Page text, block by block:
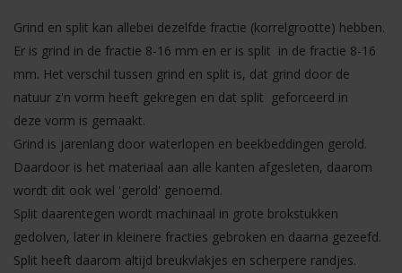
Grind en split kan allebei dezelfde fractie (korrelgrootte) hebben.
Er is grind in de fractie 8-16 mm en er is split in de fractie 8-16
mm. Het verschil tussen grind en split is, dat grind door de
natuur z'n vorm heeft gekregen en dat split geforceerd in
deze vorm is gemaakt.
Grind is jarenlang door waterlopen en beekbeddingen gerold.
Daardoor is het materiaal aan alle kanten afgesleten, daarom
wordt dit ook wel 'gerold' genoemd.
Split daarentegen wordt machinaal in grote brokstukken
gedolven, later in kleinere fracties gebroken en daarna gezeefd.
Split heeft daarom altijd breukvlakjes en scherpere randjes.